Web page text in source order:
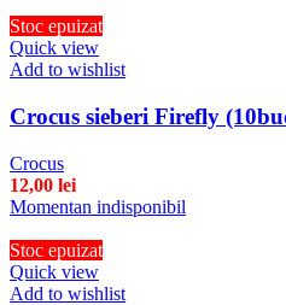
Stoc epuizat
Quick view
Add to wishlist
Crocus sieberi Firefly
Crocus
12,00 lei
Momentan indisponibil
Stoc epuizat
Quick view
Add to wishlist